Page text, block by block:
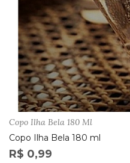
Copo Ilha Bela 180 Ml
Copo Ilha Bela 180 ml
R$ 0,99